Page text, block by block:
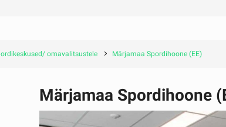
omavalitsustele Märjamaa Spordihoone (EE)
Märjamaa Spordihoone